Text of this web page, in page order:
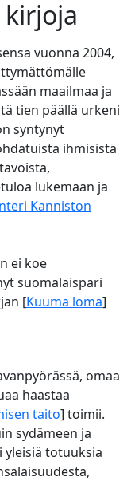
vuonna 2004,
maailmaa ja
tien päällä urkeni
syntynyt
ihmisistä
lukemaan ja
Kanniston
ei koe
suomalaispari
[Kuuma loma]
omaa
haastaa
taito] toimii.
sydämeen ja
totuuksia